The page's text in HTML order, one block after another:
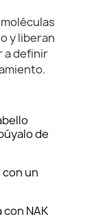
y liberan
a definir
de
un
NAK